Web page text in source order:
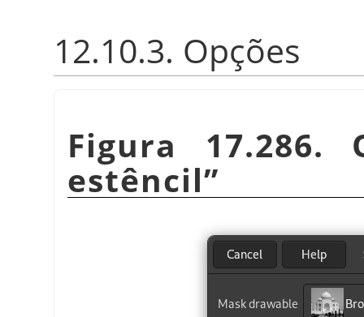
12.10.3. Opções
Figura
estêncil”